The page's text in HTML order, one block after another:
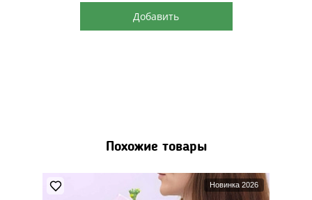
Добавить
Похожие товары
Новинка 2026